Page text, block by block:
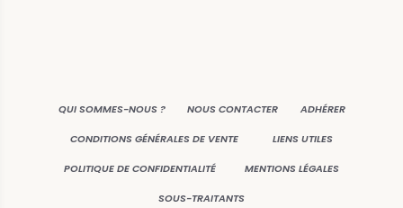
QUI SOMMES-NOUS ? NOUS CONTACTER ADHÉRER
CONDITIONS GÉNÉRALES DE VENTE LIENS UTILES
POLITIQUE DE CONFIDENTIALITÉ MENTIONS LÉGALES
SOUS-TRAITANTS